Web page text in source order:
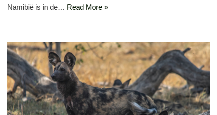
Namibië is in de… Read More »